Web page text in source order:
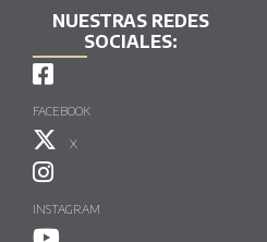
NUESTRAS REDES
SOCIALES:
FACEBOOK
X
INSTAGRAM